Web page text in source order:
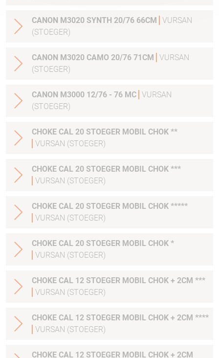
CANON M3020 SYNTH 20/76 66CM
VURSAN
(STOEGER)
CANON M3020 CAMO 20/76 71CM
VURSAN
(STOEGER)
CANON M3000 12/76 - 76 MC VURSAN
(STOEGER)
CHOKE CAL 20 STOEGER MOBIL CHOK **
VURSAN (STOEGER)
CHOKE CAL 20 STOEGER MOBIL CHOK ***
VURSAN (STOEGER)
CHOKE CAL 20 STOEGER MOBIL CHOK *****
VURSAN (STOEGER)
CHOKE CAL 20 STOEGER MOBIL CHOK *
VURSAN (STOEGER)
CHOKE CAL 12 STOEGER MOBIL CHOK + 2CM ***
VURSAN (STOEGER)
CHOKE CAL 12 STOEGER MOBIL CHOK + 2CM ****
VURSAN (STOEGER)
CHOKE CAL 12 STOEGER MOBIL CHOK + 2CM